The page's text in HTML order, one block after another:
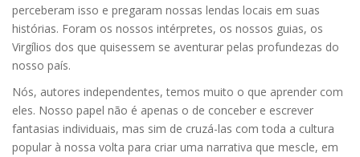
perceberam isso e pregaram nossas lendas locais em suas
histórias. Foram os nossos intérpretes, os nossos guias, os
Virgílios dos que quisessem se aventurar pelas profundezas do
nosso país.
Nós, autores independentes, temos muito o que aprender com
eles. Nosso papel não é apenas o de conceber e escrever
fantasias individuais, mas sim de cruzá-las com toda a cultura
popular à nossa volta para criar uma narrativa que mescle, em